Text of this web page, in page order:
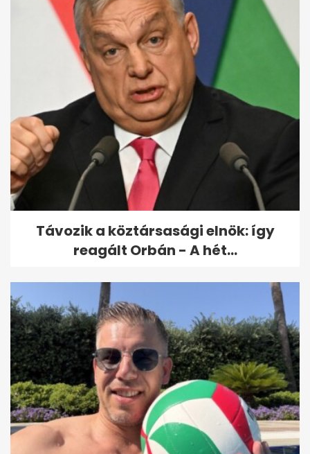
Ez a hat szám százmilliókat ér:
elvitték a hatos lottó...
Távozik a köztársasági elnök: így
reagált Orbán - A hét...